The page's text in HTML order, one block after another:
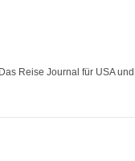
Reise Journal für USA